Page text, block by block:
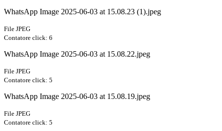
WhatsApp Image 2025-06-03 at 15.08.23 (1).jpeg
File JPEG
Contatore click: 6
WhatsApp Image 2025-06-03 at 15.08.22.jpeg
File JPEG
Contatore click: 5
WhatsApp Image 2025-06-03 at 15.08.19.jpeg
File JPEG
Contatore click: 5